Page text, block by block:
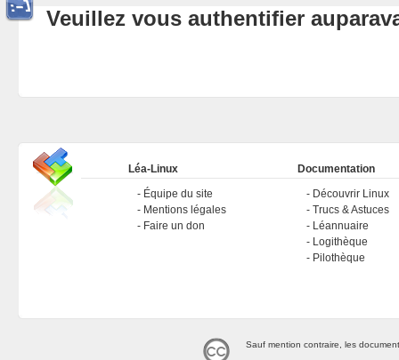
Veuillez vous authentifier
Léa-Linux
Équipe du site
Mentions légales
Faire un don
Documentation
Découvrir Linux
Trucs & Astuces
Léannuaire
Logithèque
Pilothèque
Sauf mention contraire, les